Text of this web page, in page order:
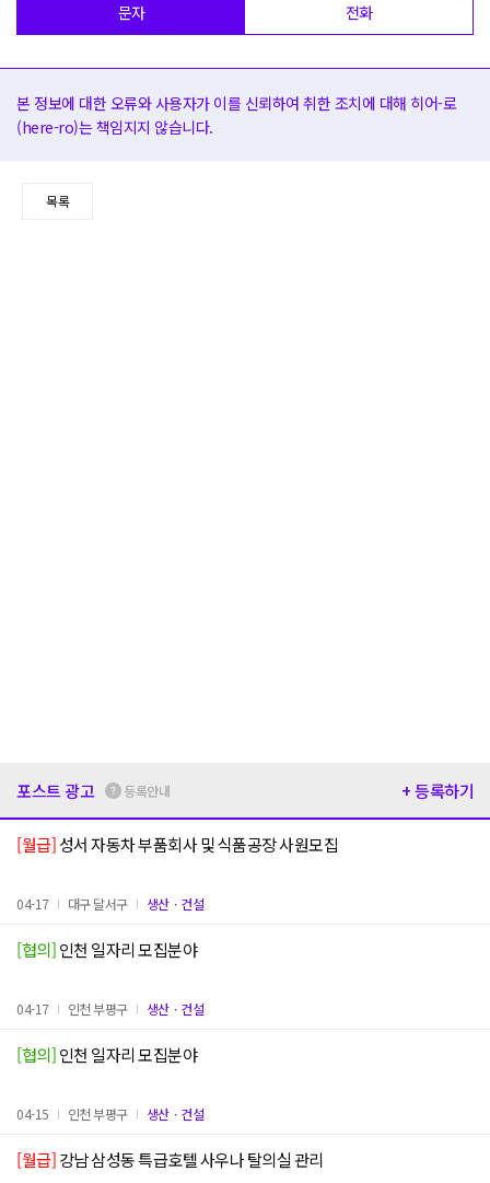
문자 전화
본 정보에 대한 오류와 사용자가 이를 신뢰하여 취한 조치에 대해 히어-로
(here-ro)는 책임지지 않습니다.
목록
포스트 광고 등록안내 + 등록하기
[월급]성서 자동차 부품회사 및 식품공장 사원모집
04-17 대구 달서구 생산ㆍ건설
[협의]인천 일자리 모집분야
04-17 인천 부평구 생산ㆍ건설
[협의]인천 일자리 모집분야
04-15 인천 부평구 생산ㆍ건설
[월급]강남 삼성동 특급호텔 사우나 탈의실 관리